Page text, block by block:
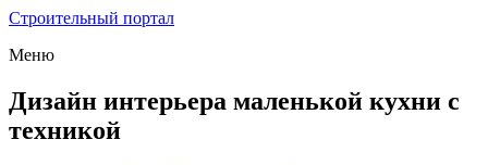
Строительный портал
Меню
Дизайн интерьера маленькой кухни с
техникой